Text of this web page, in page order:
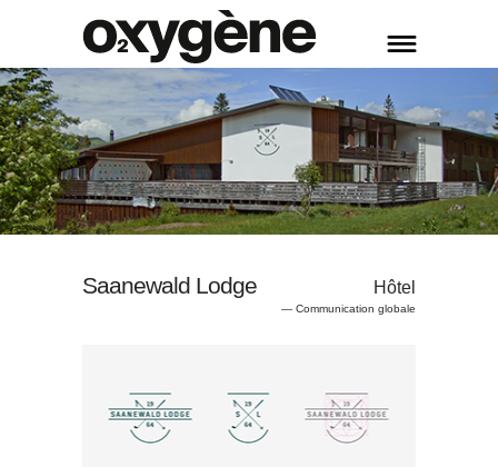
Accueil
Extraits choisis
Services&O+
Contact
Saanewald Lodge Hôtel
— Communication globale